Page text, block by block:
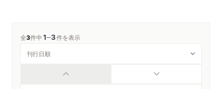
全3件中1─3件を表示